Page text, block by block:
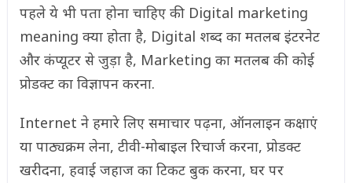
पहले ये भी पता होना चाहिए की Digital marketing
meaning क्या होता है, Digital शब्द का मतलब इंटरनेट
और कंप्यूटर से जुड़ा है, Marketing का मतलब की कोई
प्रोडक्ट का विज्ञापन करना.
Internet ने हमारे लिए समाचार पढ़ना, ऑनलाइन कक्षाएं
या पाठ्यक्रम लेना, टीवी-मोबाइल रिचार्ज करना, प्रोडक्ट
खरीदना, हवाई जहाज का टिकट बुक करना, घर पर